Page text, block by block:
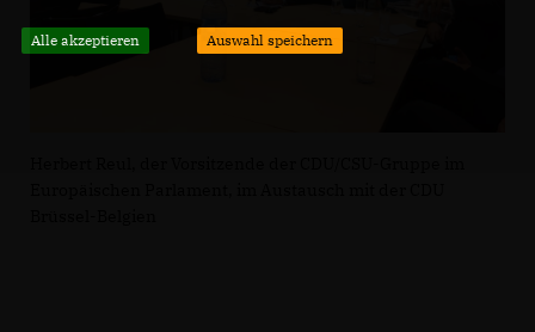
Alle akzeptieren Auswahl speichern